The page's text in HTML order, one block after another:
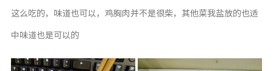
这么吃的，味道也可以，鸡胸肉并不是很柴，其他菜我盐放的也适
中味道也是可以的